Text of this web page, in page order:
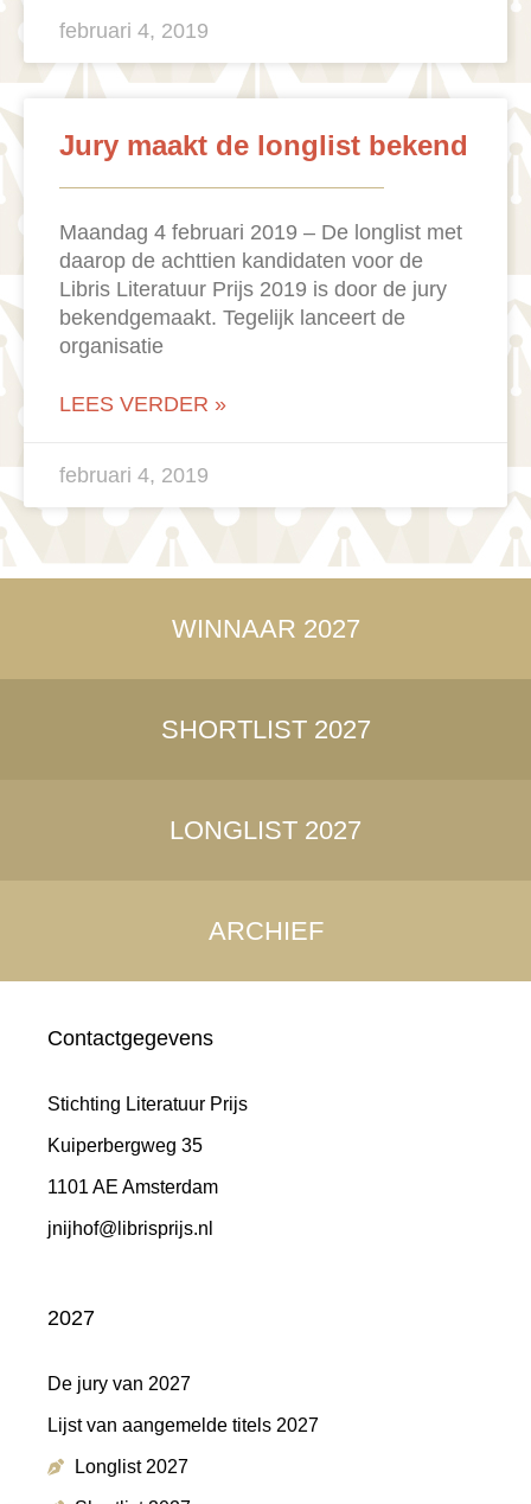
februari 4, 2019
Jury maakt de longlist bekend
Maandag 4 februari 2019 – De longlist met
daarop de achttien kandidaten voor de
Libris Literatuur Prijs 2019 is door de jury
bekendgemaakt. Tegelijk lanceert de
organisatie
LEES VERDER »
februari 4, 2019
WINNAAR 2027
SHORTLIST 2027
LONGLIST 2027
ARCHIEF
Contactgegevens
Stichting Literatuur Prijs
Kuiperbergweg 35
1101 AE Amsterdam
jnijhof@librisprijs.nl
2027
De jury van 2027
Lijst van aangemelde titels 2027
Longlist 2027